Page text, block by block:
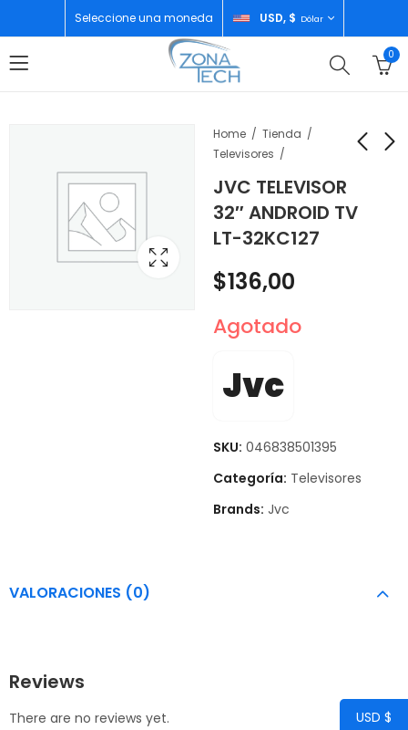
Seleccione una moneda USD, $ Dólar
0
Home
Tienda
Televisores
JVC TELEVISOR
32″ ANDROID TV
LT-32KC127
R100 18-45MM LEMS
+KIT DE ACCESORIOS
DE 64GB
Y BOLSO
$700,00
QLED GOOGLE TV
LT-65KB727
$330,00
$136,00
Agotado
Jvc
SKU: 046838501395
Categoría: Televisores
Brands: Jvc
VALORACIONES (0)
Reviews
There are no reviews yet. USD $